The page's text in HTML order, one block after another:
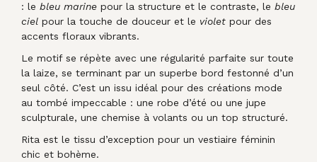
: le bleu marine pour la structure et le contraste, le bleu
ciel pour la touche de douceur et le violet pour des
accents floraux vibrants.
Le motif se répète avec une régularité parfaite sur toute
la laize, se terminant par un superbe bord festonné d’un
seul côté. C’est un issu idéal pour des créations mode
au tombé impeccable : une robe d’été ou une jupe
sculpturale, une chemise à volants ou un top structuré.
Rita est le tissu d’exception pour un vestiaire féminin
chic et bohème.